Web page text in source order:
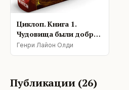
Циклоп. Книга 1.
Чудовища были добры
ко мне
Генри Лайон Олди
Публикации (26)